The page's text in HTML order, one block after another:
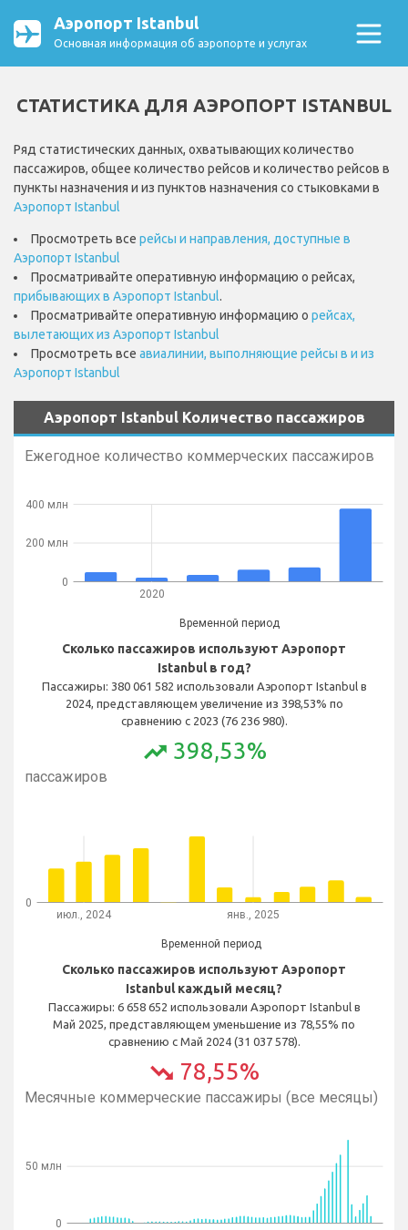
Аэропорт Istanbul
Основная информация об аэропорте и услугах
СТАТИСТИКА ДЛЯ АЭРОПОРТ ISTANBUL
Ряд статистических данных, охватывающих количество
пассажиров, общее количество рейсов и количество рейсов в
пункты назначения и из пунктов назначения со стыковками в
Аэропорт Istanbul
Просмотреть все рейсы и направления, доступные в
Аэропорт Istanbul
Просматривайте оперативную информацию о рейсах,
прибывающих в Аэропорт Istanbul.
Просматривайте оперативную информацию о рейсах,
вылетающих из Аэропорт Istanbul
Просмотреть все авиалинии, выполняющие рейсы в и из
Аэропорт Istanbul
Аэропорт Istanbul Количество пассажиров
Ежегодное количество коммерческих пассажиров
2020
Временной период
0
200 млн
400 млн
Сколько пассажиров используют Аэропорт
Istanbul в год?
Пассажиры: 380 061 582 использовали Аэропорт Istanbul в
2024, представляющем увеличение из 398,53% по
сравнению с 2023 (76 236 980).
trending_up 398,53%
Ежемесячное количество коммерческих
пассажиров
июл., 2024 янв., 2025
Временной период
0
Сколько пассажиров используют Аэропорт
Istanbul каждый месяц?
Пассажиры: 6 658 652 использовали Аэропорт Istanbul в
Май 2025, представляющем уменьшение из 78,55% по
сравнению с Май 2024 (31 037 578).
trending_down 78,55%
Месячные коммерческие пассажиры (все месяцы)
0
50 млн